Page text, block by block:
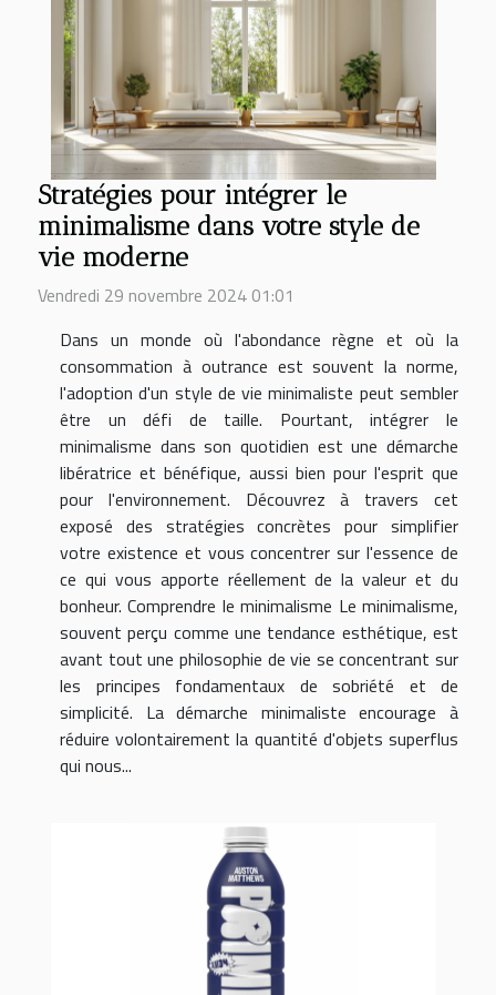
Stratégies pour intégrer le
minimalisme dans votre style de
vie moderne
Vendredi 29 novembre 2024 01:01
Dans un monde où l'abondance règne et où la
consommation à outrance est souvent la norme,
l'adoption d'un style de vie minimaliste peut sembler
être un défi de taille. Pourtant, intégrer le
minimalisme dans son quotidien est une démarche
libératrice et bénéfique, aussi bien pour l'esprit que
pour l'environnement. Découvrez à travers cet
exposé des stratégies concrètes pour simplifier
votre existence et vous concentrer sur l'essence de
ce qui vous apporte réellement de la valeur et du
bonheur. Comprendre le minimalisme Le minimalisme,
souvent perçu comme une tendance esthétique, est
avant tout une philosophie de vie se concentrant sur
les principes fondamentaux de sobriété et de
simplicité. La démarche minimaliste encourage à
réduire volontairement la quantité d'objets superflus
qui nous...